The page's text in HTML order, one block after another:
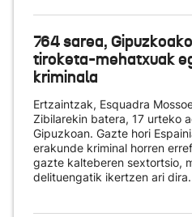
764 sarea,
tiroketa-mehatxuak
kriminala
Ertzaintzak, Esquadra
Zibilarekin batera, 17 urteko
Gipuzkoan. Gazte hori
erakunde kriminal horren
gazte kalteberen sextortsio,
delituengatik ikertzen ari dira.